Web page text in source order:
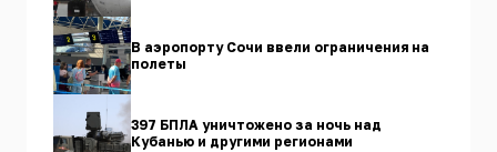
В аэропорту Сочи ввели ограничения на
полеты
397 БПЛА уничтожено за ночь над
Кубанью и другими регионами